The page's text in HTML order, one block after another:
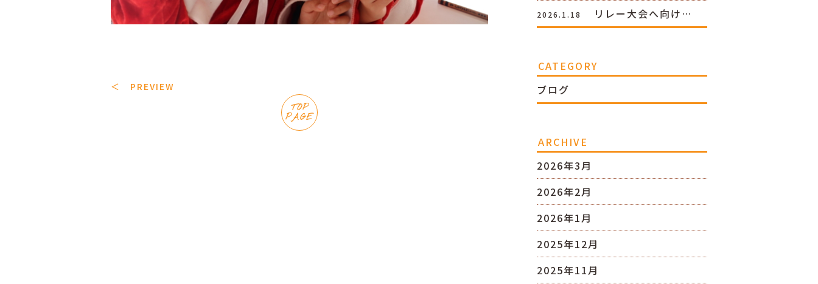
＜ PREVIEW
TOP
PAGE
2026.1.18 リレー大会へ向け…
CATEGORY
ブログ
ARCHIVE
2026年3月
2026年2月
2026年1月
2025年12月
2025年11月